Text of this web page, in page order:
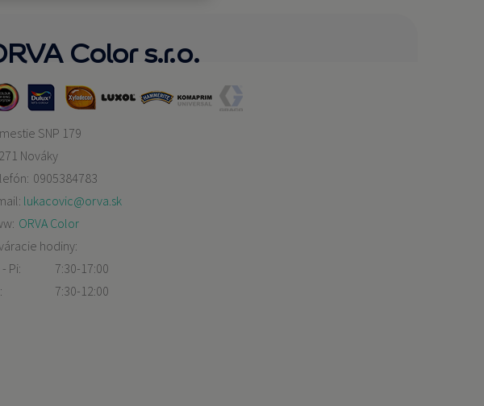
Color s.r.o.
SNP 179
Nováky
0905384783
lukacovic@orva.sk
ORVA Color
hodiny:
Pi:
7:30-17:00
7:30-12:00